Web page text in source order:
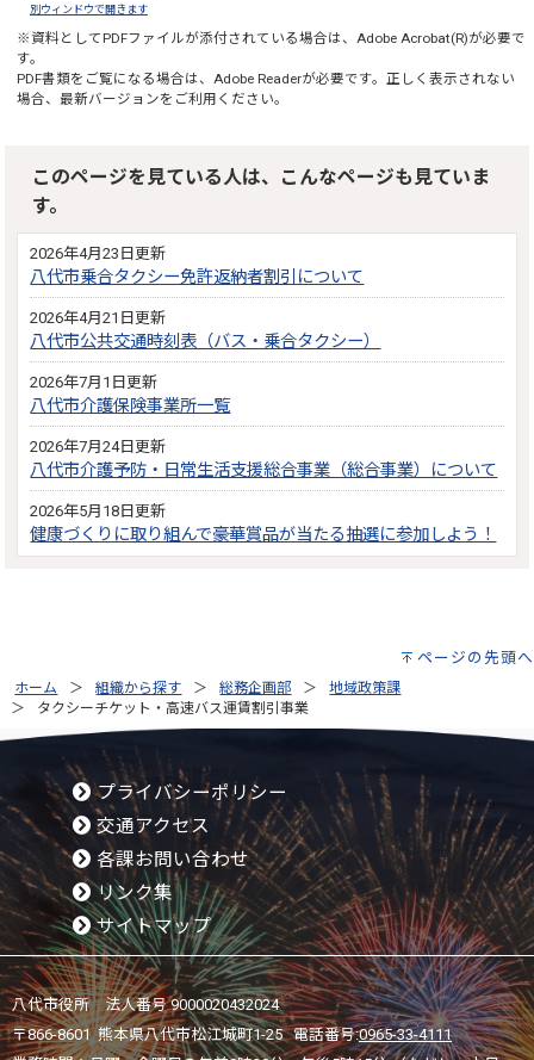
別ウィンドウで開きます
※資料としてPDFファイルが添付されている場合は、Adobe Acrobat(R)が必要で
す。
PDF書類をご覧になる場合は、Adobe Readerが必要です。正しく表示されない
場合、最新バージョンをご利用ください。
このページを見ている人は、こんなページも見ていま
す。
2026年4月23日更新
八代市乗合タクシー免許返納者割引について
2026年4月21日更新
八代市公共交通時刻表（バス・乗合タクシー）
2026年7月1日更新
八代市介護保険事業所一覧
2026年7月24日更新
八代市介護予防・日常生活支援総合事業（総合事業）について
2026年5月18日更新
健康づくりに取り組んで豪華賞品が当たる抽選に参加しよう！
ページの先頭へ
ホーム 組織から探す 総務企画部
地域政策課
タクシーチケット・高速バス運賃割引事業
プライバシーポリシー
交通アクセス
各課お問い合わせ
リンク集
サイトマップ
八代市役所 法人番号 9000020432024
〒866-8601 熊本県八代市松江城町1-25 電話番号:0965-33-4111